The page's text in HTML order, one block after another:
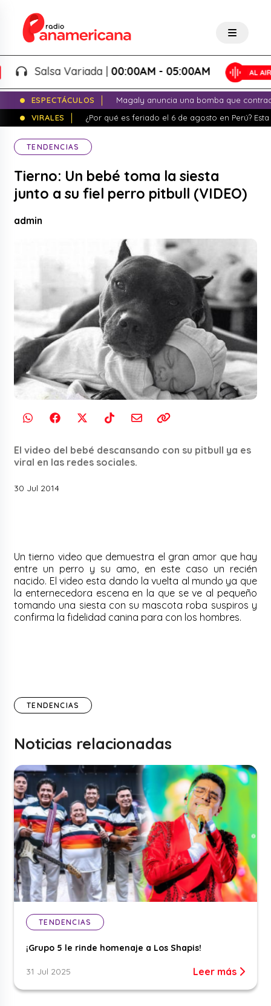
Salsa Variada |00:00AM - 05:00AM
ESPECTÁCULOS
Magaly anuncia una bomba que
VIRALES
¿Por qué es feriado el 6 de agosto en Perú?
TENDENCIAS
Tierno: Un bebé toma la siesta
junto a su fiel perro pitbull (VIDEO)
admin
El video del bebé descansando con su pitbull ya es
viral en las redes sociales.
30 Jul 2014
Un tierno video que demuestra el gran amor que hay
entre un perro y su amo, en este caso un recién
nacido. El video esta dando la vuelta al mundo ya que
la enternecedora escena en la que se ve al pequeño
tomando una siesta con su mascota roba suspiros y
confirma la fidelidad canina para con los hombres.
TENDENCIAS
Noticias relacionadas
TENDENCIAS
¡Grupo 5 le rinde homenaje a Los Shapis!
31 Jul 2025 Leer más